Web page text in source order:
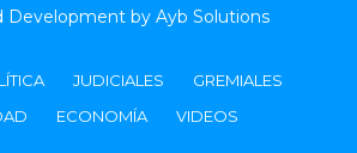
Development by Ayb Solutions
JUDICIALES
GREMIALES
ECONOMÍA VIDEOS